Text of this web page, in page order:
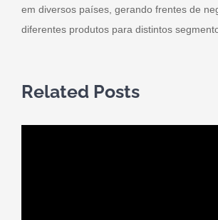
em diversos países, gerando frentes de
diferentes produtos para distintos
Related Posts